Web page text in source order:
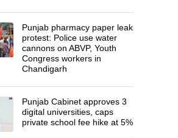
Punjab pharmacy paper leak
protest: Police use water
cannons on ABVP, Youth
Congress workers in
Chandigarh
Punjab Cabinet approves 3
digital universities, caps
private school fee hike at 5%